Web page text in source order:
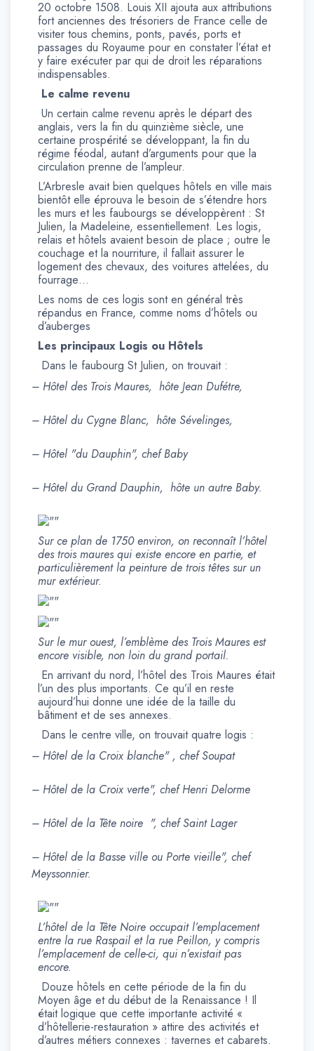
20 octobre 1508. Louis XII ajouta aux attributions
fort anciennes des trésoriers de France celle de
visiter tous chemins, ponts, pavés, ports et
passages du Royaume pour en constater l’état et
y faire exécuter par qui de droit les réparations
indispensables.
Le calme revenu
Un certain calme revenu après le départ des
anglais, vers la fin du quinzième siècle, une
certaine prospérité se développant, la fin du
régime féodal, autant d’arguments pour que la
circulation prenne de l’ampleur.
L’Arbresle avait bien quelques hôtels en ville mais
bientôt elle éprouva le besoin de s’étendre hors
les murs et les faubourgs se développèrent : St
Julien, la Madeleine, essentiellement. Les logis,
relais et hôtels avaient besoin de place ; outre le
couchage et la nourriture, il fallait assurer le
logement des chevaux, des voitures attelées, du
fourrage…
Les noms de ces logis sont en général très
répandus en France, comme noms d’hôtels ou
d’auberges
Les principaux Logis ou Hôtels
Dans le faubourg St Julien, on trouvait :
– Hôtel des Trois Maures, hôte Jean Dufétre,
– Hôtel du Cygne Blanc, hôte Sévelinges,
– Hôtel "du Dauphin", chef Baby
– Hôtel du Grand Dauphin, hôte un autre Baby.
Sur ce plan de 1750 environ, on reconnaît l’hôtel
des trois maures qui existe encore en partie, et
particulièrement la peinture de trois têtes sur un
mur extérieur.
Sur le mur ouest, l’emblème des Trois Maures est
encore visible, non loin du grand portail.
En arrivant du nord, l’hôtel des Trois Maures était
l’un des plus importants. Ce qu’il en reste
aujourd’hui donne une idée de la taille du
bâtiment et de ses annexes.
Dans le centre ville, on trouvait quatre logis :
– Hôtel de la Croix blanche" , chef Soupat
– Hôtel de la Croix verte", chef Henri Delorme
– Hôtel de la Tête noire ", chef Saint Lager
– Hôtel de la Basse ville ou Porte vieille", chef
Meyssonnier.
L’hôtel de la Tête Noire occupait l’emplacement
entre la rue Raspail et la rue Peillon, y compris
l’emplacement de celle-ci, qui n’existait pas
encore.
Douze hôtels en cette période de la fin du
Moyen âge et du début de la Renaissance ! Il
était logique que cette importante activité «
d’hôtellerie-restauration » attire des activités et
d’autres métiers connexes : tavernes et cabarets.